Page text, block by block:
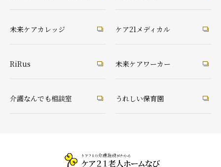
未来ケアカレッジ ケア21メディカル
RiRus 未来ケアワーカー
介護なんでも相談室 うれしい保育園